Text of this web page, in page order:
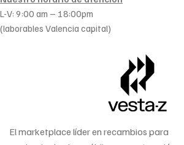
L-V: 9:00 am – 18:00pm
(laborables Valencia capital)
El marketplace líder en recambios para